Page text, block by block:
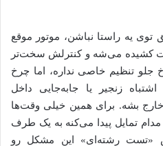
یه راستا نباشن، موتور موقع
کشیده می‌شه و کنترلش سخت‌تر
تنظیم خاصی نداره، اما چرخ
زنجیر یا جابه‌جایی داخل
خارج بشه. برای همین خیلی وقت‌ها
مدام تمایل پیدا می‌کنه به یک طرف
«تست رشته‌ای» این مشکل رو